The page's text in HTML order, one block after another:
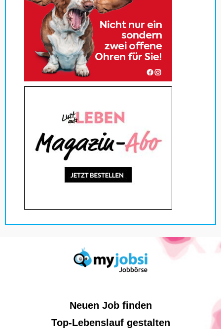
Neuen Job finden
Top-Lebenslauf gestalten